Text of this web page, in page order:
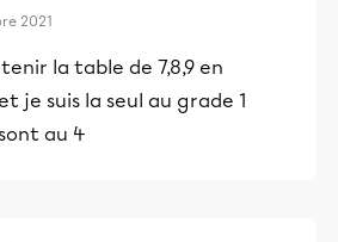
2021
la table de 7,8,9 en
je suis la seul au grade 1
au 4